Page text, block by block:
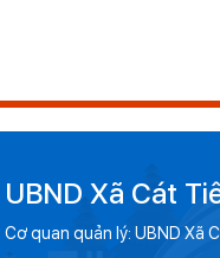
UBND Xã Cát
Cơ quan quản lý: UBND Xã